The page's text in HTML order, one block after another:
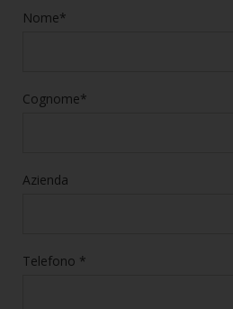
Nome*
Cognome*
Azienda
Telefono *